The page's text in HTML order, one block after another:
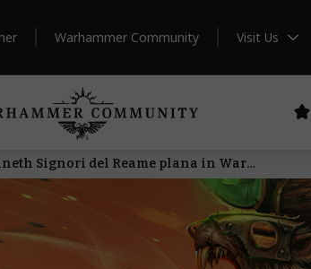
Warhammer Community Visit Us
AdeptiCon Preview 2026 – Una nuova banda da guerra dei Lumineth Signori del Reame plana in Warhammer Underworlds sulle ali del vento